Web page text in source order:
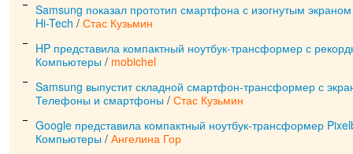
Samsung показал прототип смартфона с изогнутым экраном
Hi-Tech / Стас Кузьмин
HP представила компактный ноутбук-трансформер с
Компьютеры / mobichel
Samsung выпустит складной смартфон-трансформер с
Телефоны и смартфоны / Стас Кузьмин
Google представила компактный ноутбук-трансформер
Компьютеры / Ангелина Гор